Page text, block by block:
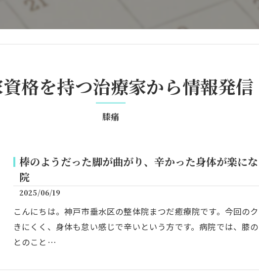
格を持つ治療家から情報発信
膝痛
棒のようだった脚が曲がり、辛かった身体が楽に
院
2025/06/19
こんにちは。神戸市垂水区の整体院まつだ癒療院です。今回の
きにくく、身体も怠い感じで辛いという方です。病院では、膝
とのこと…